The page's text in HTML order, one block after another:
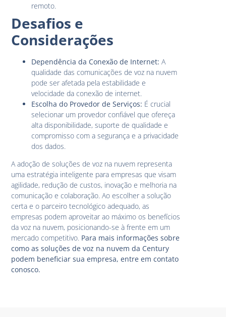
remoto.
Desafios e
Considerações
Dependência da Conexão de Internet: A
qualidade das comunicações de voz na nuvem
pode ser afetada pela estabilidade e
velocidade da conexão de internet.
Escolha do Provedor de Serviços: É crucial
selecionar um provedor confiável que ofereça
alta disponibilidade, suporte de qualidade e
compromisso com a segurança e a privacidade
dos dados.
A adoção de soluções de voz na nuvem representa
uma estratégia inteligente para empresas que visam
agilidade, redução de custos, inovação e melhoria na
comunicação e colaboração. Ao escolher a solução
certa e o parceiro tecnológico adequado, as
empresas podem aproveitar ao máximo os benefícios
da voz na nuvem, posicionando-se à frente em um
mercado competitivo. Para mais informações sobre
como as soluções de voz na nuvem da Century
podem beneficiar sua empresa, entre em contato
conosco.